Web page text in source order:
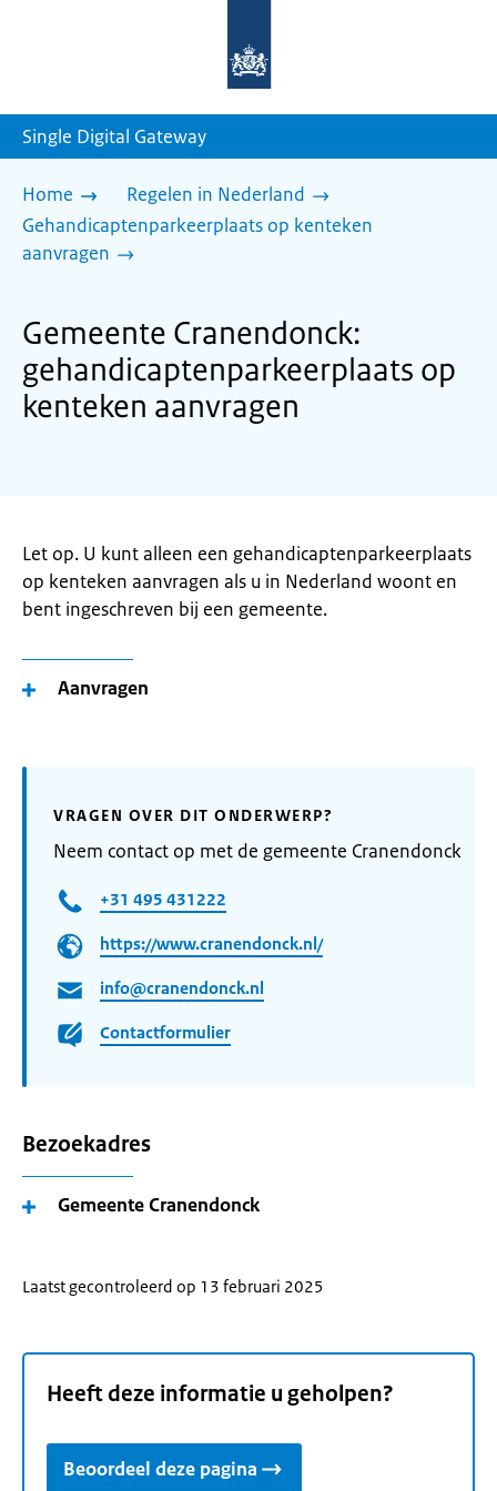
homepage
Single Digital Gateway
Home
Regelen in Nederland
Gehandicaptenparkeerplaats op kenteken
aanvragen
Gemeente Cranendonck:
gehandicaptenparkeerplaats op
kenteken aanvragen
Let op. U kunt alleen een gehandicaptenparkeerplaats
op kenteken aanvragen als u in Nederland woont en
bent ingeschreven bij een gemeente.
Aanvragen
VRAGEN OVER DIT ONDERWERP?
Neem contact op met de gemeente Cranendonck
+31 495 431222
https://www.cranendonck.nl/
info@cranendonck.nl
Contactformulier
Bezoekadres
Gemeente Cranendonck
Laatst gecontroleerd op 13 februari 2025
Heeft deze informatie u geholpen?
Beoordeel deze pagina